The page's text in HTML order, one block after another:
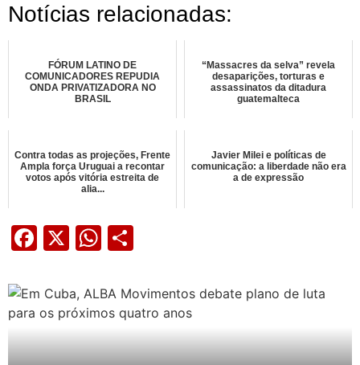
Notícias relacionadas:
FÓRUM LATINO DE
COMUNICADORES REPUDIA
ONDA PRIVATIZADORA NO
BRASIL
“Massacres da selva” revela
desaparições, torturas e
assassinatos da ditadura
guatemalteca
Contra todas as projeções, Frente
Ampla força Uruguai a recontar
votos após vitória estreita de
alia...
Javier Milei e políticas de
comunicação: a liberdade não era
a de expressão
Facebook
X WhatsApp